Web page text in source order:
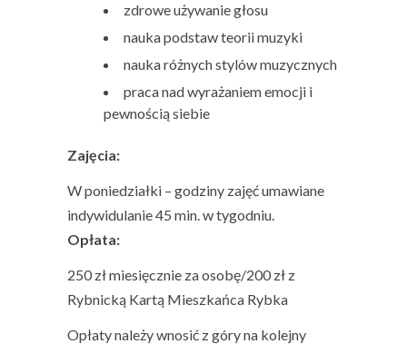
zdrowe używanie głosu
nauka podstaw teorii muzyki
nauka różnych stylów muzycznych
praca nad wyrażaniem emocji i
pewnością siebie
Zajęcia:
W poniedziałki – godziny zajęć umawiane
indywidulanie 45 min. w tygodniu.
Opłata:
250 zł miesięcznie za osobę/200 zł z
Rybnicką Kartą Mieszkańca Rybka
Opłaty należy wnosić z góry na kolejny